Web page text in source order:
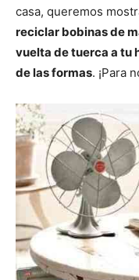
casa, queremos
reciclar bobinas de
vuelta de tuerca a tu
de las formas. ¡Para